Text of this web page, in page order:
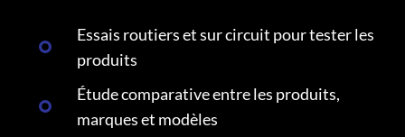
Essais routiers et sur circuit pour tester les
produits
Étude comparative entre les produits,
marques et modèles